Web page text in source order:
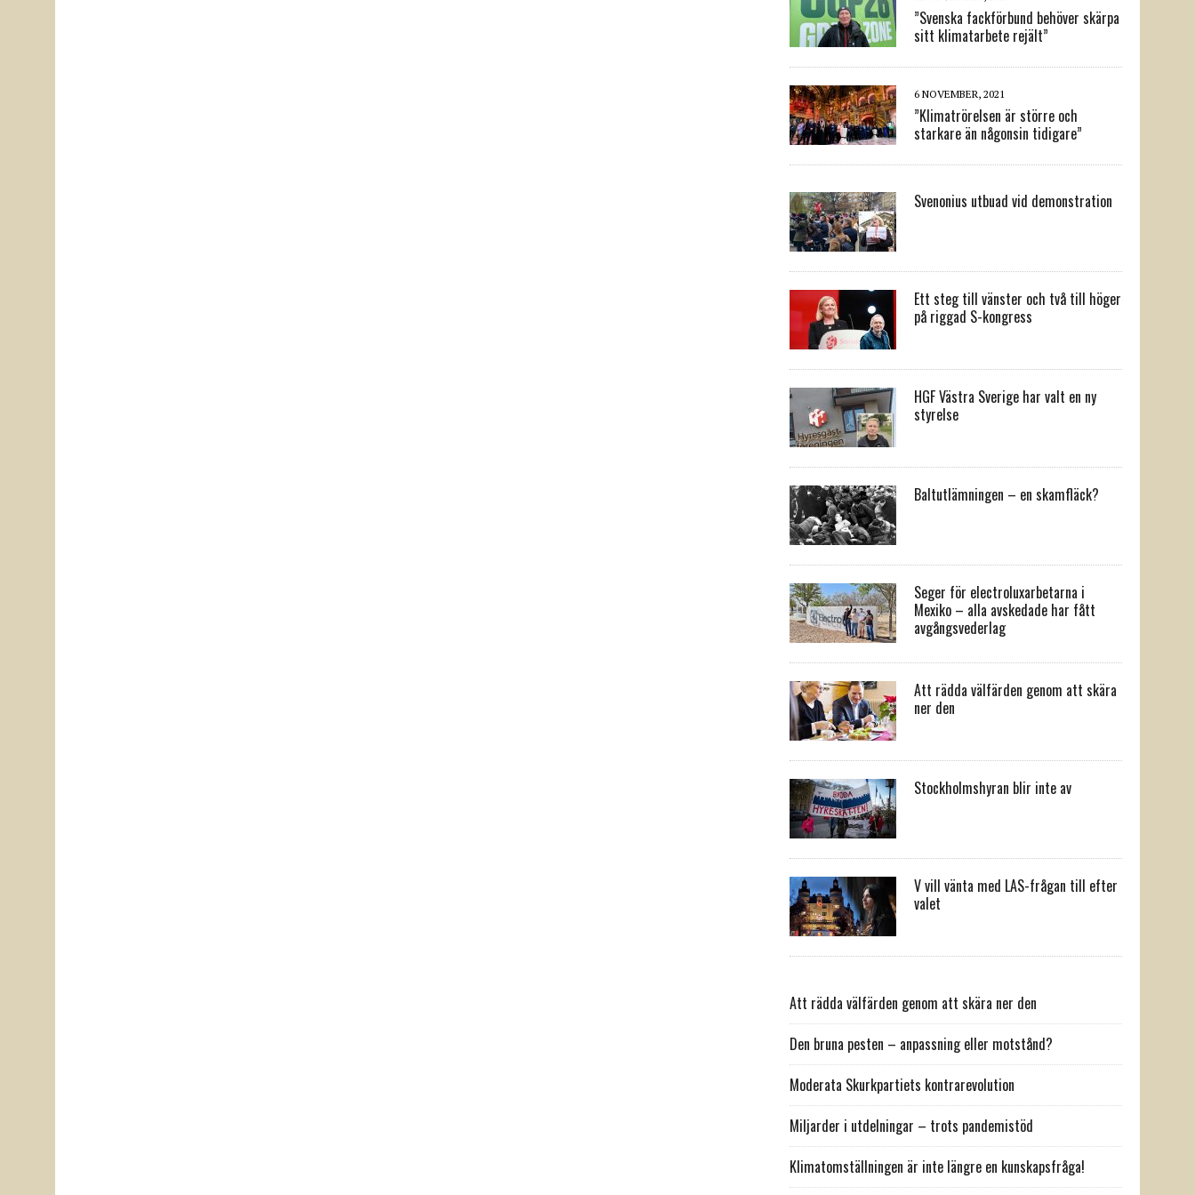
”Svenska fackförbund behöver skärpa
sitt klimatarbete rejält”
6 NOVEMBER, 2021
”Klimatrörelsen är större och
starkare än någonsin tidigare”
Svenonius utbuad vid demonstration
Ett steg till vänster och två till höger
på riggad S-kongress
HGF Västra Sverige har valt en ny
styrelse
Baltutlämningen – en skamfläck?
Seger för electroluxarbetarna i
Mexiko – alla avskedade har fått
avgångsvederlag
Att rädda välfärden genom att skära
ner den
Stockholmshyran blir inte av
V vill vänta med LAS-frågan till efter
valet
Att rädda välfärden genom att skära ner den
Den bruna pesten – anpassning eller motstånd?
Moderata Skurkpartiets kontrarevolution
Miljarder i utdelningar – trots pandemistöd
Klimatomställningen är inte längre en kunskapsfråga!